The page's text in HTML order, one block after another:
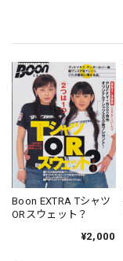
Boon EXTRA Tシャツ
ORスウェット？
¥2,000